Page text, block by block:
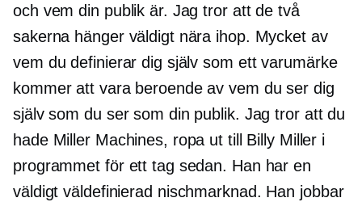
och vem din publik är. Jag tror att de två
sakerna hänger väldigt nära ihop. Mycket av
vem du definierar dig själv som ett varumärke
kommer att vara beroende av vem du ser dig
själv som du ser som din publik. Jag tror att du
hade Miller Machines, ropa ut till Billy Miller i
programmet för ett tag sedan. Han har en
väldigtväldefinierad nischmarknad. Han jobbar